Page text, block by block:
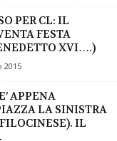
PER CL: IL
FESTA
XVI….)
2015
APPENA
LA SINISTRA
IL